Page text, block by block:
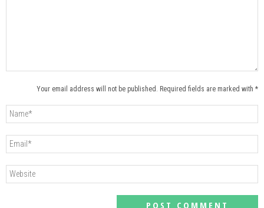
Your email address will not be published. Required fields are marked with *